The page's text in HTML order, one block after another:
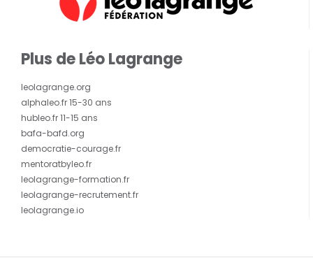
Plus de Léo Lagrange
leolagrange.org
alphaleo.fr 15-30 ans
hubleo.fr 11-15 ans
bafa-bafd.org
democratie-courage.fr
mentoratbyleo.fr
leolagrange-formation.fr
leolagrange-recrutement.fr
leolagrange.io